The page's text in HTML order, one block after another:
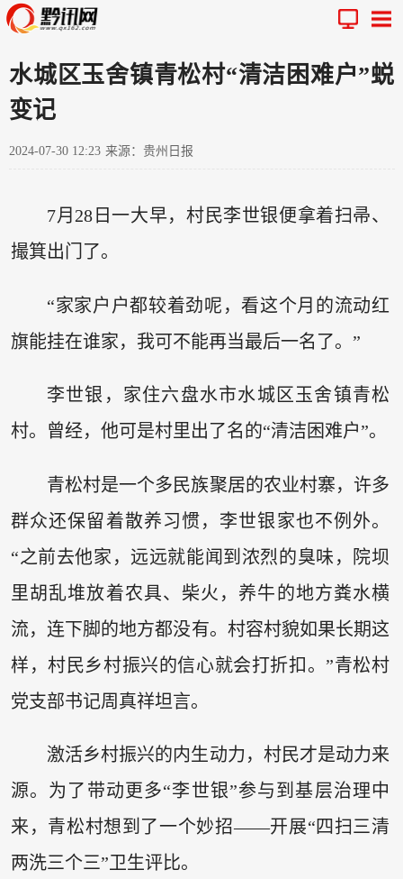
水城区玉舍镇青松村“清洁困难户”蜕
变记
2024-07-30 12:23 来源：贵州日报
7月28日一大早，村民李世银便拿着扫帚、
撮箕出门了。
“家家户户都较着劲呢，看这个月的流动红
旗能挂在谁家，我可不能再当最后一名了。”
李世银，家住六盘水市水城区玉舍镇青松
村。曾经，他可是村里出了名的“清洁困难户”。
青松村是一个多民族聚居的农业村寨，许多
群众还保留着散养习惯，李世银家也不例外。
“之前去他家，远远就能闻到浓烈的臭味，院坝
里胡乱堆放着农具、柴火，养牛的地方粪水横
流，连下脚的地方都没有。村容村貌如果长期这
样，村民乡村振兴的信心就会打折扣。”青松村
党支部书记周真祥坦言。
激活乡村振兴的内生动力，村民才是动力来
源。为了带动更多“李世银”参与到基层治理中
来，青松村想到了一个妙招——开展“四扫三清
两洗三个三”卫生评比。